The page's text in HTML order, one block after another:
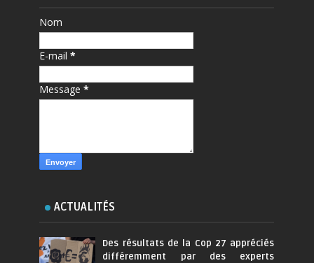
Nom
E-mail*
Message*
ACTUALITÉS
Des résultats de la Cop 27 appréciés
différemment par des experts